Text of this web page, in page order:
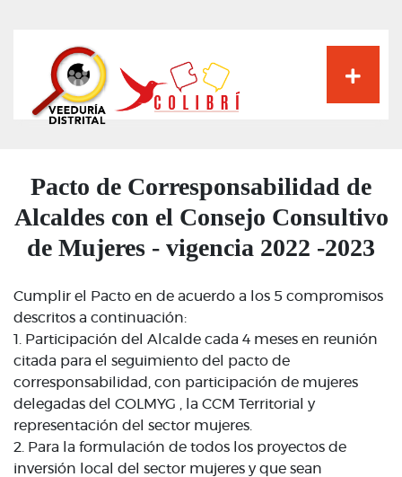
principal
Pacto de Corresponsabilidad de
Alcaldes con el Consejo Consultivo
de Mujeres - vigencia 2022 -2023
Cumplir el Pacto en de acuerdo a los 5 compromisos
descritos a continuación:
1. Participación del Alcalde cada 4 meses en reunión
citada para el seguimiento del pacto de
corresponsabilidad, con participación de mujeres
delegadas del COLMYG , la CCM Territorial y
representación del sector mujeres.
2. Para la formulación de todos los proyectos de
inversión local del sector mujeres y que sean